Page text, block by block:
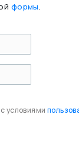
формы.
условиями